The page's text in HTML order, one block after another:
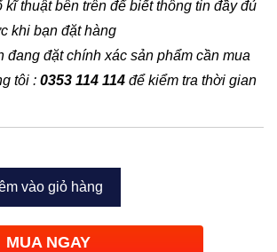
kĩ thuật bên trên để biết thông tin đầy đủ
khi bạn đặt hàng
đang đặt chính xác sản phẩm cần mua
tôi : 0353 114 114 để kiểm tra thời gian
vào giỏ hàng
MUA NGAY